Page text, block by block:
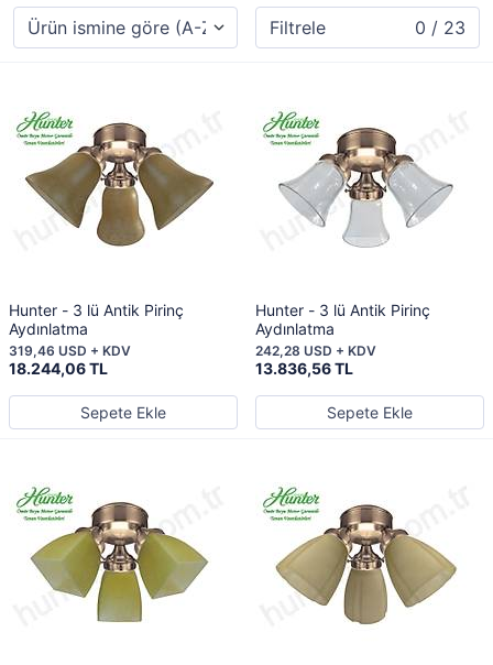
Filtrele 0 / 23
Hunter - 3 lü Antik Pirinç
Aydınlatma
18.244,06 TL
319,46 USD + KDV
Sepete Ekle
Hunter - 3 lü Antik Pirinç
Aydınlatma
13.836,56 TL
242,28 USD + KDV
Sepete Ekle